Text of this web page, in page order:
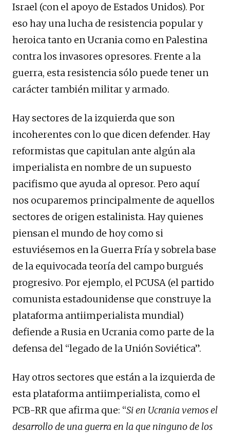
Israel (con el apoyo de Estados Unidos). Por
eso hay una lucha de resistencia popular y
heroica tanto en Ucrania como en Palestina
contra los invasores opresores. Frente a la
guerra, esta resistencia sólo puede tener un
carácter también militar y armado.
Hay sectores de la izquierda que son
incoherentes con lo que dicen defender. Hay
reformistas que capitulan ante algún ala
imperialista en nombre de un supuesto
pacifismo que ayuda al opresor. Pero aquí
nos ocuparemos principalmente de aquellos
sectores de origen estalinista. Hay quienes
piensan el mundo de hoy como si
estuviésemos en la Guerra Fría y sobrela base
de la equivocada teoría del campo burgués
progresivo. Por ejemplo, el PCUSA (el partido
comunista estadounidense que construye la
plataforma antiimperialista mundial)
defiende a Rusia en Ucrania como parte de la
defensa del “legado de la Unión Soviética”.
Hay otros sectores que están a la izquierda de
esta plataforma antiimperialista, como el
PCB-RR que afirma que: “Si en Ucrania vemos el
desarrollo de una guerra en la que ninguno de los